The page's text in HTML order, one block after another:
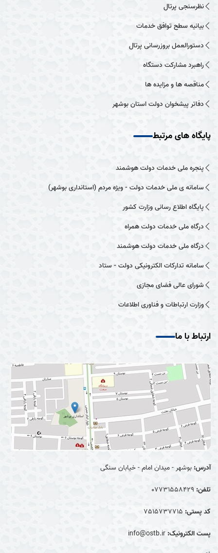
نظرسنجی پرتال
بیانیه سطح توافق خدمات
دستورالعمل بروزرسانی پرتال
راهبرد مشارکت دستگاه
مناقصه ها و مزایده ها
دفاتر پیشخوان دولت استان بوشهر
پایگاه های مرتبط
پنجره ملی خدمات دولت هوشمند
سامانه ی ملی خدمات دولت - ویژه مردم (استانداری بوشهر)
پایگاه اطلاع رسانی وزارت کشور
درگاه ملی خدمات دولت همراه
درگاه ملی خدمات دولت هوشمند
سامانه تدارکات الکترونیکی دولت - ستاد
شورای عالی فضای مجازی
وزارت ارتباطات و فناوری اطلاعات
ارتباط با ما
آدرس: بوشهر - میدان امام - خیابان سنگی
تلفن: 07731558429
کد پستی: 7515737715
پست الکترونیک: info@ostb.ir